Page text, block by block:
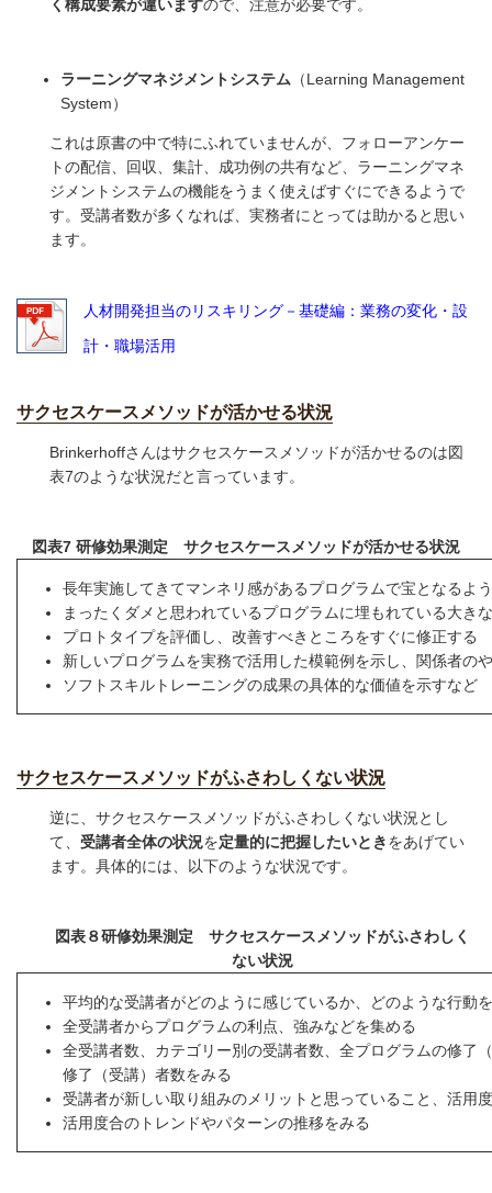
く構成要素が違いますので、注意が必要です。
ラーニングマネジメントシステム （Learning Management
System）
これは原書の中で特にふれていませんが、 フォローアンケー
トの配信、回収、集計、成功例の共有など、ラーニングマネ
ジメントシステムの機能をうまく使えばすぐにできるようで
す。受講者数が多くなれば、実務者にとっては助かると思い
ます。
人材開発担当のリスキリング－基礎編：業務の変化・設
計・職場活用
サクセスケースメソッドが活かせる状況
Brinkerhoffさんはサクセスケースメソッドが活かせるのは図
表7のような状況だと言っています。
図表7 研修効果測定 サクセスケースメソッドが活かせる状況
長年実施してきてマンネリ感があるプログラムで宝となるよ
まったくダメと思われているプログラムに埋もれている大き
プロトタイプを評価し、改善すべきところをすぐに修正する
新しいプログラムを実務で活用した模範例を示し、関係者の
ソフトスキルトレーニングの成果の具体的な価値を示すなど
サクセスケースメソッドがふさわしくない状況
逆に、サクセスケースメソッドがふさわしくない状況とし
て、 受講者全体の状況を定量的に把握したいときをあげてい
ます。具体的には、以下のような状況です。
図表８研修効果測定 サクセスケースメソッドがふさわしく
ない状況
平均的な受講者がどのように感じているか、どのような行動
全受講者からプログラムの利点、強みなどを集める
全受講者数、カテゴリー別の受講者数、全プログラムの修了
修了（受講）者数をみる
受講者が新しい取り組みのメリットと思っていること、活用
活用度合のトレンドやパターンの推移をみる